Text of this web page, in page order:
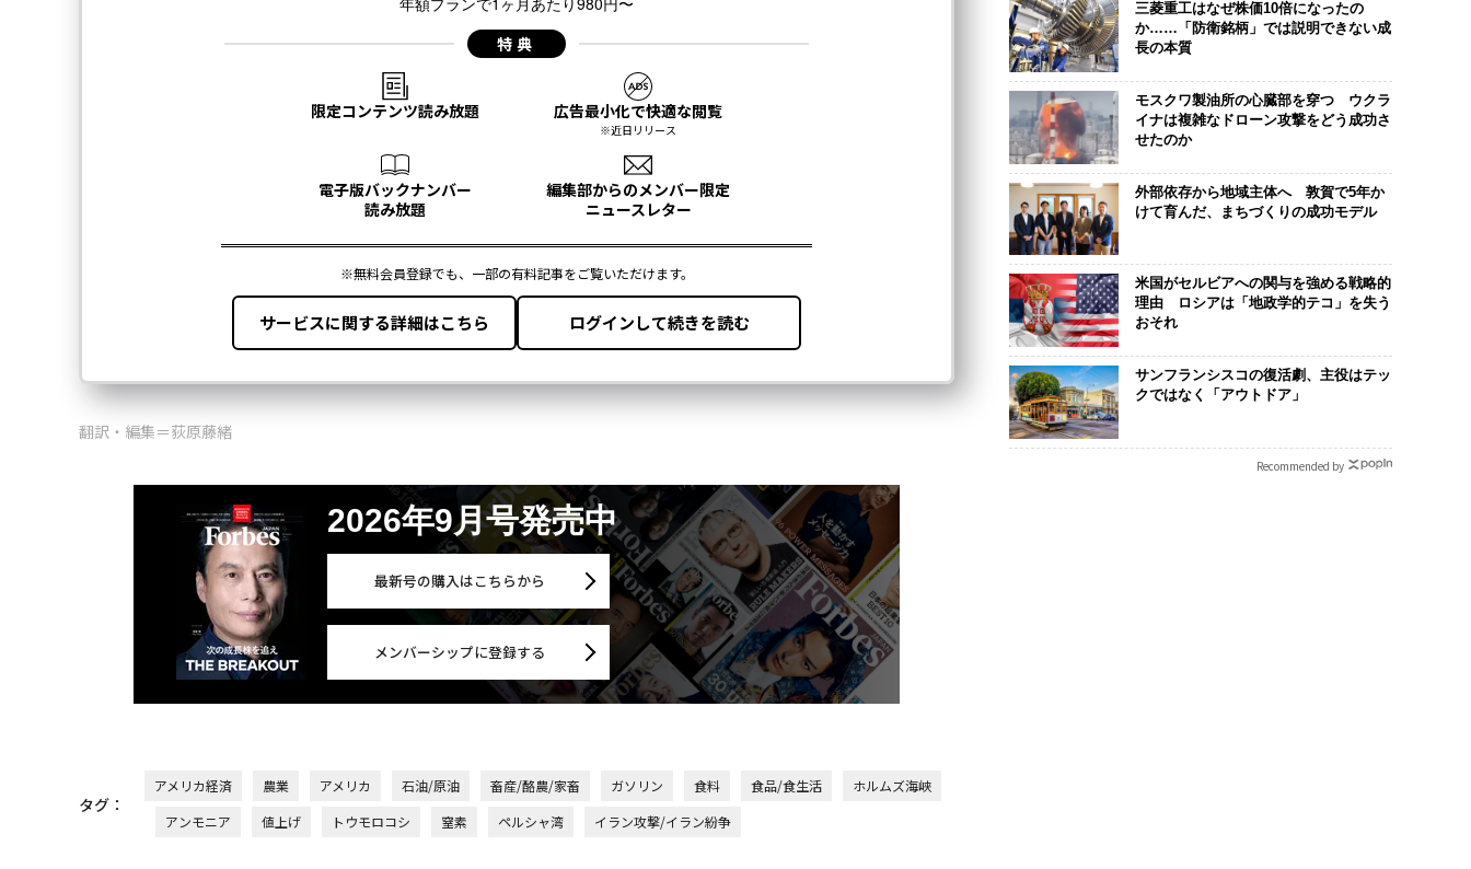
翻訳・編集＝荻原藤緒
2026年9月号発売中
最新号の購入はこちらから
メンバーシップに登録する
タグ：
アメリカ経済 農業 アメリカ 石油/原油 畜産/酪農/家畜 ガソリン 食料 食品/食生活
ホルムズ海峡
アンモニア
値上げ トウモロコシ 窒素 ペルシャ湾 イラン攻撃/イラン紛争
三菱重工はなぜ株価10倍になったの
か……「防衛銘柄」では説明できない成
長の本質
モスクワ製油所の心臓部を穿つ ウクラ
イナは複雑なドローン攻撃をどう成功さ
せたのか
外部依存から地域主体へ 敦賀で5年か
けて育んだ、まちづくりの成功モデル
米国がセルビアへの関与を強める戦略的
理由 ロシアは「地政学的テコ」を失う
おそれ
サンフランシスコの復活劇、主役はテッ
クではなく「アウトドア」
Recommended by